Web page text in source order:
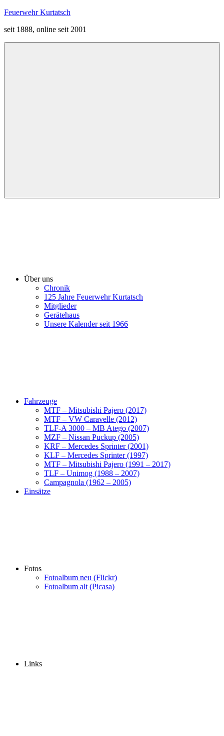
Zum
springen
Feuerwehr Kurtatsch
seit 1888, online seit 2001
Über uns
Chronik
125 Jahre Feuerwehr Kurtatsch
Mitglieder
Gerätehaus
Unsere Kalender seit 1966
Fahrzeuge
MTF – Mitsubishi Pajero (2017)
MTF – VW Caravelle (2012)
TLF-A 3000 – MB Atego (2007)
MZF – Nissan Puckup (2005)
KRF – Mercedes Sprinter (2001)
KLF – Mercedes Sprinter (1997)
MTF – Mitsubishi Pajero (1991 – 2017)
TLF – Unimog (1988 – 2007)
Campagnola (1962 – 2005)
Einsätze
Fotos
Fotoalbum neu (Flickr)
Fotoalbum alt (Picasa)
Links